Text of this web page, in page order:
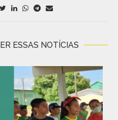
ESSAS NOTÍCIAS